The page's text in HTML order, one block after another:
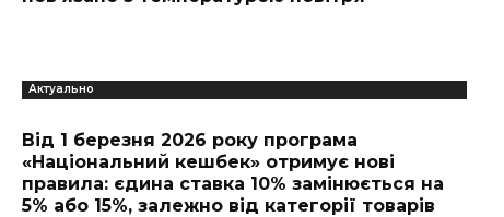
Актуально
Від 1 березня 2026 року програма
«Національний кешбек» отримує нові
правила: єдина ставка 10% замінюється на
5% або 15%, залежно від категорії товарів